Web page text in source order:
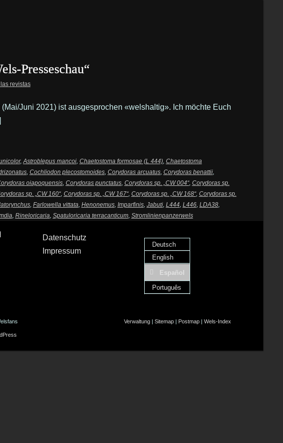
Presseschau“
revistas
Juni 2021) ist ausgesprochen «welshaltig». Ich möchte Euch
,Astroblepus mancoi, Chaetostoma formosae (L 444), Chaetostoma
, Cochliodon plecostomoides, Corydoras arcuatus, Corydoras benattii,
oiapoquensis, Corydoras punctatus, Corydoras sp. „CW 004“, Corydoras sp.
sp. „CW 160“, Corydoras sp. „CW 167“, Corydoras sp. „CW 168“, Corydoras sp.
, Farlowella vittata, Henonemus, Imparfinis, Jabuti, L444, L446, LDA38,
, Rineloricaria, Spatuloricaria terracanticum, Stromlinienpanzerwels
Datenschutz
Impressum
Deutsch
English
Español
Português
Verwaltung| Sitemap| Postmap| Wels-Index